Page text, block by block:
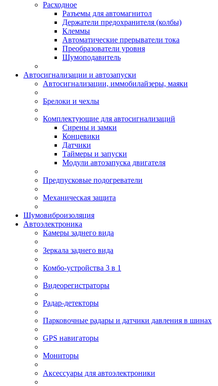
Расходное
Разъемы для автомагнитол
Держатели предохранителя (колбы)
Клеммы
Автоматические прерыватели тока
Преобразователи уровня
Шумоподавитель
Автосигнализации и автозапуски
Автосигнализации, иммобилайзеры, маяки
Брелоки и чехлы
Комплектующие для автосигнализаций
Сирены и замки
Концевики
Датчики
Таймеры и запуски
Модули автозапуска двигателя
Предпусковые подогреватели
Механическая защита
Шумовиброизоляция
Автоэлектроника
Камеры заднего вида
Зеркала заднего вида
Комбо-устройства 3 в 1
Видеорегистраторы
Радар-детекторы
Парковочные радары и датчики давления в шинах
GPS навигаторы
Мониторы
Аксессуары для автоэлектроники